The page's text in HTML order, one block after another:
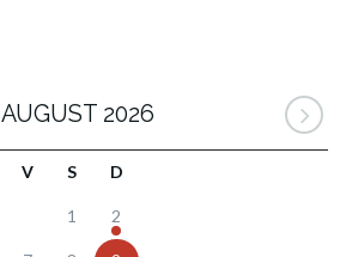
AUGUST 2026
V S D
1 2